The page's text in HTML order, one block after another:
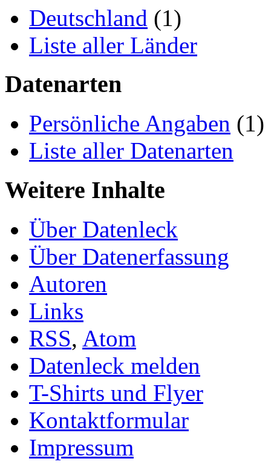
Deutschland (1)
Liste aller Länder
Datenarten
Persönliche Angaben (1)
Liste aller Datenarten
Weitere Inhalte
Über Datenleck
Über Datenerfassung
Autoren
Links
RSS, Atom
Datenleck melden
T-Shirts und Flyer
Kontaktformular
Impressum